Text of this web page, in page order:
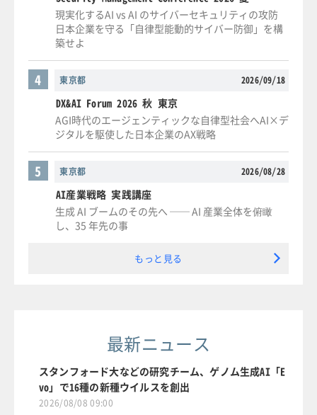
現実化するAI vs AI のサイバーセキュリティの攻防
日本企業を守る「自律型能動的サイバー防御」を構
築せよ
東京都 2026/09/18
4
DX&AI Forum 2026 秋 東京
AGI時代のエージェンティックな自律型社会へAI×デ
ジタルを駆使した日本企業のAX戦略
東京都 2026/08/28
5
AI産業戦略 実践講座
生成 AI ブームのその先へ ── AI 産業全体を俯瞰
し、35 年先の事
もっと見る
最新ニュース
スタンフォード大などの研究チーム、ゲノム生成AI「E
vo」で16種の新種ウイルスを創出
2026/08/08 09:00